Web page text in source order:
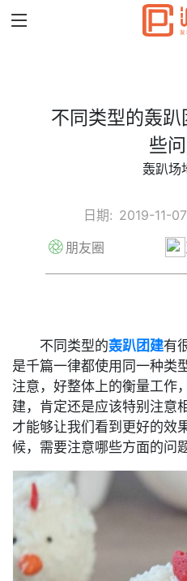
不同类型的轰
些
轰趴场
日期: 2019-11-07
朋友圈
不同类型的轰趴团建有
是千篇一律都使用同一种类
注意，好整体上的衡量工作
建，肯定还是应该特别注意
才能够让我们看到更好的效
候，需要注意哪些方面的问